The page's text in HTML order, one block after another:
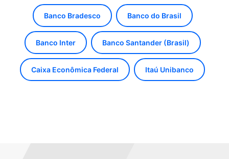
Banco Bradesco Banco do Brasil
Banco Inter Banco Santander (Brasil)
Caixa Econômica Federal Itaú Unibanco